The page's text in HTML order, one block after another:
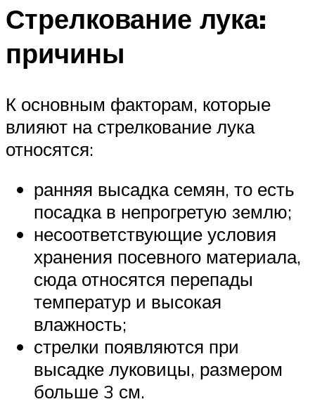
Стрелкование лука:
причины
К основным факторам, которые
влияют на стрелкование лука
относятся:
ранняя высадка семян, то есть
посадка в непрогретую землю;
несоответствующие условия
хранения посевного материала,
сюда относятся перепады
температур и высокая
влажность;
стрелки появляются при
высадке луковицы, размером
больше 3 см.